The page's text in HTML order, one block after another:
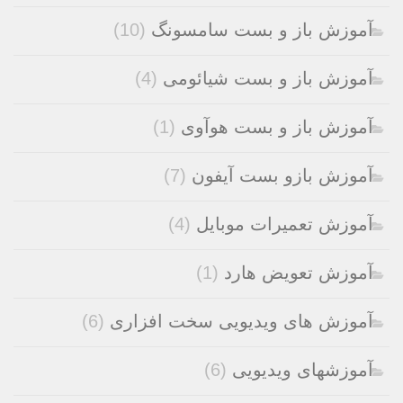
آموزش باز و بست سامسونگ (10)
آموزش باز و بست شیائومی (4)
آموزش باز و بست هوآوی (1)
آموزش بازو بست آیفون (7)
آموزش تعمیرات موبایل (4)
آموزش تعویض هارد (1)
آموزش های ویدیویی سخت افزاری (6)
آموزشهای ویدیویی (6)